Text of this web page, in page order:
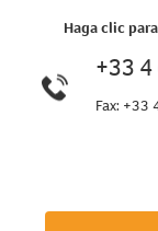
Haga clic
+33
Fax: +33